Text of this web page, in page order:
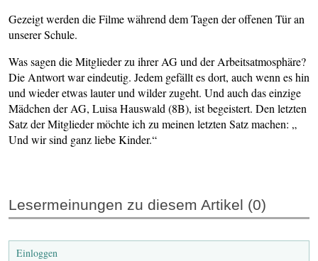
Gezeigt werden die Filme während dem Tagen der offenen Tür an
unserer Schule.
Was sagen die Mitglieder zu ihrer AG und der Arbeitsatmosphäre?
Die Antwort war eindeutig. Jedem gefällt es dort, auch wenn es hin
und wieder etwas lauter und wilder zugeht. Und auch das einzige
Mädchen der AG, Luisa Hauswald (8B), ist begeistert. Den letzten
Satz der Mitglieder möchte ich zu meinen letzten Satz machen: „
Und wir sind ganz liebe Kinder.“
Lesermeinungen zu diesem Artikel (0)
Einloggen